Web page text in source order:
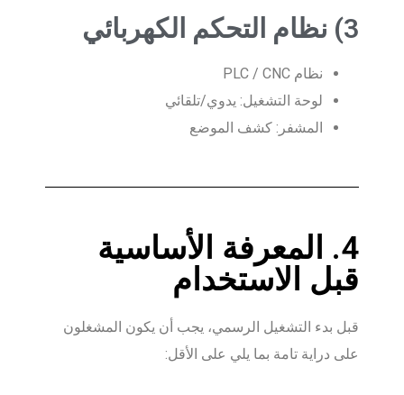
3) نظام التحكم الكهربائي
نظام PLC / CNC
لوحة التشغيل: يدوي/تلقائي
المشفر: كشف الموضع
4. المعرفة الأساسية
قبل الاستخدام
قبل بدء التشغيل الرسمي، يجب أن يكون المشغلون
على دراية تامة بما يلي على الأقل: